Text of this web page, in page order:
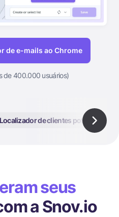
de e-mails ao Chrome
de 400.000 usuários)
Localizador de clientes potenciais LI
seus
a Snov.io